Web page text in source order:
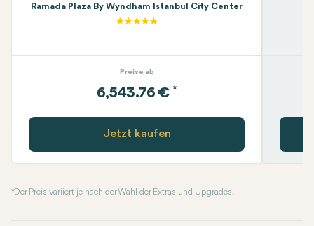
Ramada Plaza By Wyndham Istanbul City Center
Preise ab
6,543.76 € *
Jetzt kaufen
* Der Preis variiert je nach der Wahl der Extras und Upgrades.